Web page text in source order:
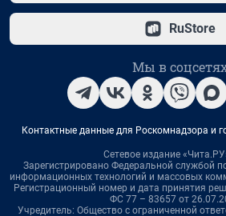
RuStore
Мы в
Контактные данные для Роскомнадзора и
Сетевое издание
Зарегистрировано Федеральной службой
информационных технологий и массовых
Регистрационный номер и дата принятия
ФС 77 – 83657 от
Учредитель: Общество с ограниченной